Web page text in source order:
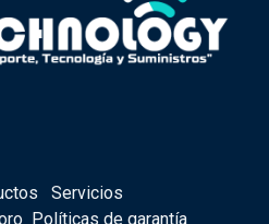
Servicios
Políticas de garantía